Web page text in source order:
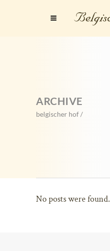
ARCHIVE
belgischer hof/
No posts were found.